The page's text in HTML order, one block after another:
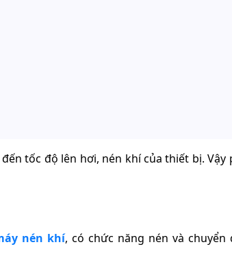
tốc độ lên hơi, nén khí của thiết bị. Vậy
nén khí, có chức năng nén và